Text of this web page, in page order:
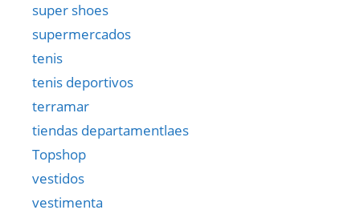
super shoes
supermercados
tenis
tenis deportivos
terramar
tiendas departamentlaes
Topshop
vestidos
vestimenta